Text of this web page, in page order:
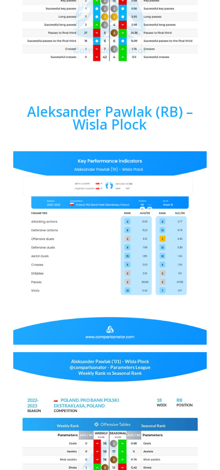
Aleksander Pawlak (RB) –
Wisla Plock